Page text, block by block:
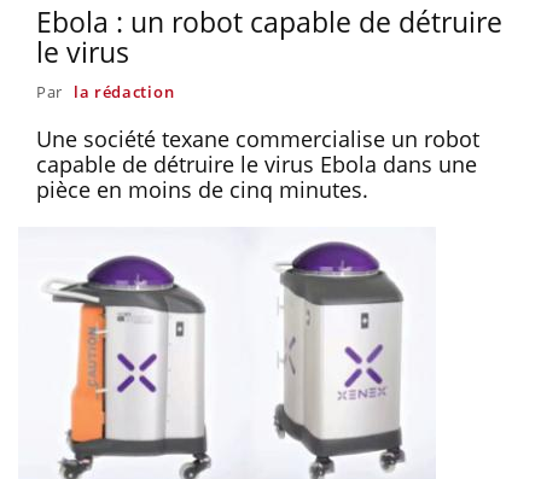
Ebola : un robot capable de détruire
le virus
Par la rédaction
Une société texane commercialise un robot
capable de détruire le virus Ebola dans une
pièce en moins de cinq minutes.